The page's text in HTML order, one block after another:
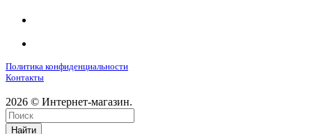
Политика конфиденциальности
Контакты
2026 © Интернет-магазин.
Найти